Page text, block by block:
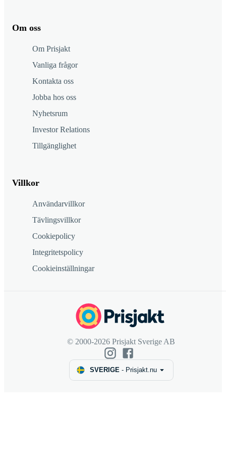
Om oss
Om Prisjakt
Vanliga frågor
Kontakta oss
Jobba hos oss
Nyhetsrum
Investor Relations
Tillgänglighet
Villkor
Användarvillkor
Tävlingsvillkor
Cookiepolicy
Integritetspolicy
Cookieinställningar
© 2000-2026 Prisjakt Sverige AB
SVERIGE- Prisjakt.nu